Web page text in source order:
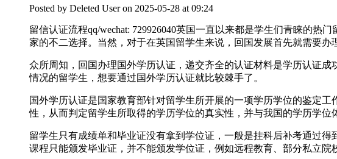
Posted by Deleted User on 2025-05-28 at 09:24
留信认证流程qq/wechat: 729926040英国一直以来都是学生们青睐的
家的不二选择。当然，对于在英国留学生来说，回国发展首先就需要
众所周知，回国办理国外学历认证，递交齐全的认证材料是学历认证
情况的留学生，想要通过国外学历认证就比较棘手了。
国外学历认证是国家教育部针对留学生所开展的一项学历学位的鉴定
性，从而判定留学生所取得的学历学位的真实性，并与我国的学历学
留学生只有成绩单和毕业证没有拿到学位证，一般是挂科后补考通过
课程只能颁发毕业证，并不能颁发学位证，例如远程教育、部分私立院